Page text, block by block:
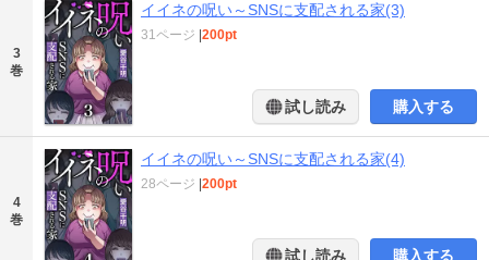
3
巻
イイネの呪い～SNSに支配される家(3)
31ページ 200pt
試し読み 購入する
4
巻
イイネの呪い～SNSに支配される家(4)
28ページ 200pt
試し読み 購入する